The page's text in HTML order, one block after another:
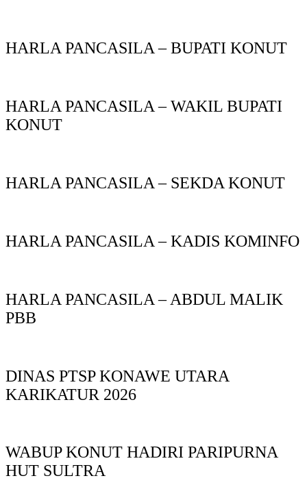
HARLA PANCASILA – BUPATI KONUT
HARLA PANCASILA – WAKIL BUPATI
KONUT
HARLA PANCASILA – SEKDA KONUT
HARLA PANCASILA – KADIS KOMINFO
HARLA PANCASILA – ABDUL MALIK
PBB
DINAS PTSP KONAWE UTARA
KARIKATUR 2026
WABUP KONUT HADIRI PARIPURNA
HUT SULTRA